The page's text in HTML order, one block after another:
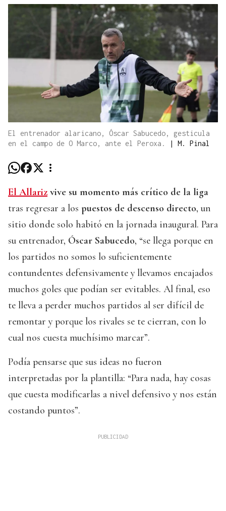
El entrenador alaricano, Óscar Sabucedo, gesticula
en el campo de O Marco, ante el Peroxa.
| M. Pinal
El Allariz vive su momento más crítico de la liga
tras regresar a los puestos de descenso directo, un
sitio donde solo habitó en la jornada inaugural. Para
su entrenador, Óscar Sabucedo, “se llega porque en
los partidos no somos lo suficientemente
contundentes defensivamente y llevamos encajados
muchos goles que podían ser evitables. Al final, eso
te lleva a perder muchos partidos al ser difícil de
remontar y porque los rivales se te cierran, con lo
cual nos cuesta muchísimo marcar”.
Podía pensarse que sus ideas no fueron
interpretadas por la plantilla: “Para nada, hay cosas
que cuesta modificarlas a nivel defensivo y nos están
costando puntos”.